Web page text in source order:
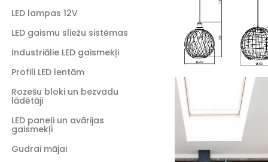
LED lampas 12V
LED gaismu sliežu sistēmas
Industriālie LED gaismekļi
Profili LED lentām
Rozešu bloki un bezvadu
lādētāji
LED paneļi un avārijas
gaismekļi
Gudrai mājai